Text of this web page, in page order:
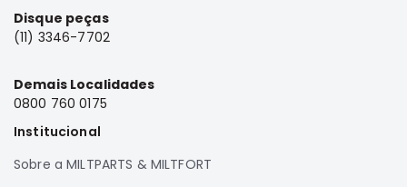
Montadoras
Toyota
HYUNDAI
Disque peças
(11) 3346-7702
Demais Localidades
0800 760 0175
Institucional
Sobre a MILTPARTS & MILTFORT